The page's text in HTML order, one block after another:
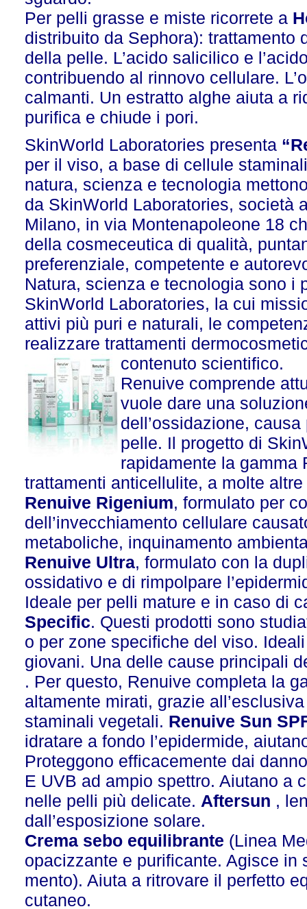
Per pelli grasse e miste ricorrete a
distribuito da Sephora): trattamento
della pelle. L’acido salicilico e
contribuendo al rinnovo cellulare.
calmanti. Un estratto alghe aiuta a
purifica e chiude i pori.
SkinWorld Laboratories presenta
per il viso, a base di cellule
natura, scienza e tecnologia
da SkinWorld Laboratories, società
Milano, in via Montenapoleone 18
della cosmeceutica di qualità,
preferenziale, competente e
Natura, scienza e tecnologia sono i
SkinWorld Laboratories, la cui
attivi più puri e naturali, le
realizzare trattamenti
contenuto scientifico.
Renuive comprende
vuole dare una
dell’ossidazione,
pelle. Il progetto di
rapidamente la gamma
trattamenti anticellulite, a molte
Renuive Rigenium, formulato per
dell’invecchiamento cellulare
metaboliche, inquinamento
Renuive Ultra, formulato con la
ossidativo e di rimpolpare
Ideale per pelli mature e in caso di
Specific. Questi prodotti sono
o per zone specifiche del viso.
giovani. Una delle cause principali
. Per questo, Renuive completa la
altamente mirati, grazie
staminali vegetali. Renuive Sun
idratare a fondo l’epidermide,
Proteggono efficacemente dai
E UVB ad ampio spettro. Aiutano a
nelle pelli più delicate. Aftersun ,
dall’esposizione solare.
Crema sebo equilibrante (Linea
opacizzante e purificante. Agisce
mento). Aiuta a ritrovare il perfetto
cutaneo.